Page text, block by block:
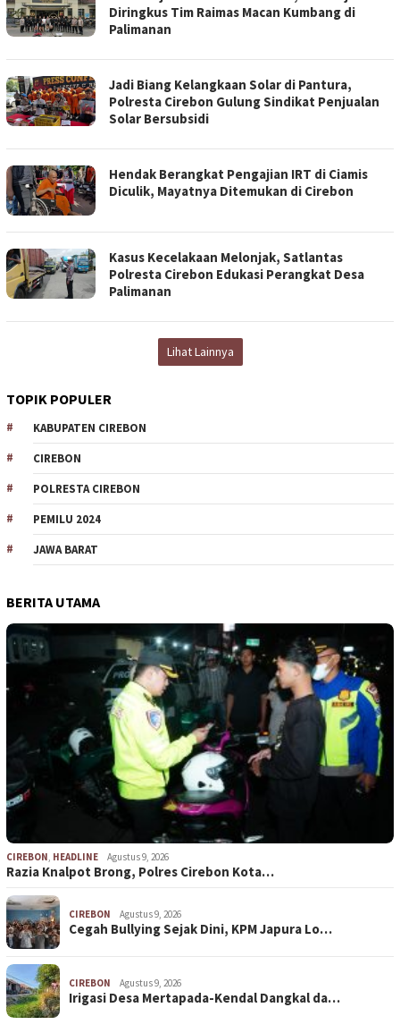
Diringkus Tim Raimas Macan Kumbang di
Palimanan
Jadi Biang Kelangkaan Solar di Pantura,
Polresta Cirebon Gulung Sindikat Penjualan
Solar Bersubsidi
Hendak Berangkat Pengajian IRT di Ciamis
Diculik, Mayatnya Ditemukan di Cirebon
Kasus Kecelakaan Melonjak, Satlantas
Polresta Cirebon Edukasi Perangkat Desa
Palimanan
Lihat Lainnya
TOPIK POPULER
KABUPATEN CIREBON
CIREBON
POLRESTA CIREBON
PEMILU 2024
JAWA BARAT
BERITA UTAMA
CIREBON, HEADLINE Agustus 9, 2026
Razia Knalpot Brong, Polres Cirebon Kota…
CIREBON Agustus 9, 2026
Cegah Bullying Sejak Dini, KPM Japura Lo…
CIREBON Agustus 9, 2026
Irigasi Desa Mertapada-Kendal Dangkal da…